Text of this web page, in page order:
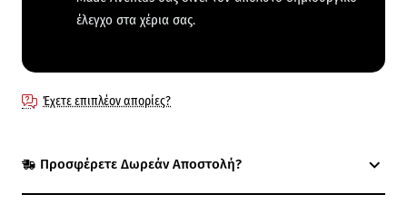
έλεγχο στα χέρια σας.
Έχετε επιπλέον απορίες?
Προσφέρετε Δωρεάν Αποστολή?